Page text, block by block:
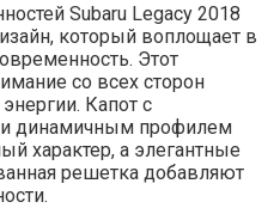
Subaru Legacy 2018
который воплощает в
Этот
со всех сторон
Капот с
динамичным профилем
характер, а элегантные
решетка добавляют